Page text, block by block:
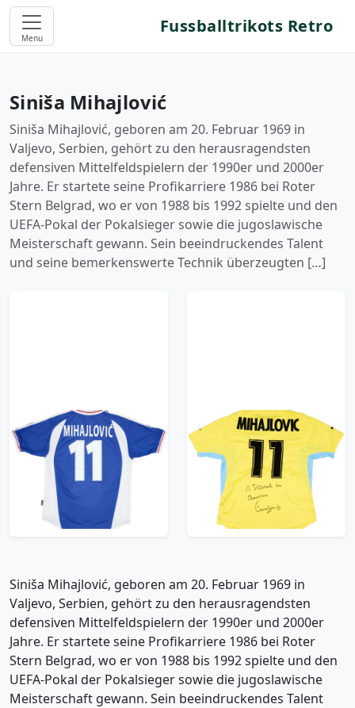
Menu
Fussballtrikots Retro
Siniša Mihajlović
Siniša Mihajlović, geboren am 20. Februar 1969 in
Valjevo, Serbien, gehört zu den herausragendsten
defensiven Mittelfeldspielern der 1990er und 2000er
Jahre. Er startete seine Profikarriere 1986 bei Roter
Stern Belgrad, wo er von 1988 bis 1992 spielte und den
UEFA-Pokal der Pokalsieger sowie die jugoslawische
Meisterschaft gewann. Sein beeindruckendes Talent
und seine bemerkenswerte Technik überzeugten […]
2000-01 Yugoslavia
Home Shirt Mihajlovic
#11 - 8/10 - (M)
239.99£ · ca. €283
Trikot kaufen
2001-02 Lazio Signed
Away Shirt Mihajlovic
#11 - 8/10 - (XXL)
179.99£ · ca. €212
Trikot kaufen
Siniša Mihajlović, geboren am 20. Februar 1969 in
Valjevo, Serbien, gehört zu den herausragendsten
defensiven Mittelfeldspielern der 1990er und 2000er
Jahre. Er startete seine Profikarriere 1986 bei Roter
Stern Belgrad, wo er von 1988 bis 1992 spielte und den
UEFA-Pokal der Pokalsieger sowie die jugoslawische
Meisterschaft gewann. Sein beeindruckendes Talent